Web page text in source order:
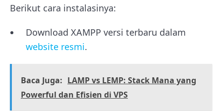
Berikut cara instalasinya:
Download XAMPP versi terbaru dalam
website resmi.
Baca Juga: LAMP vs LEMP: Stack Mana yang
Powerful dan Efisien di VPS